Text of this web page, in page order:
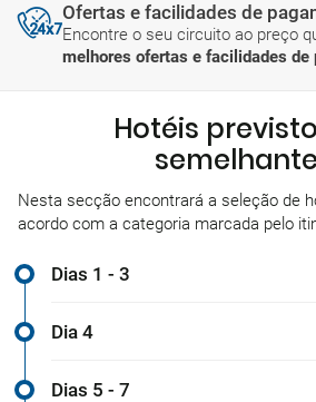
Ofertas e facilidades de
Encontre o seu circuito ao preço
melhores ofertas e facilidades de
Hotéis
Nesta secção encontrará a seleção de
acordo com a categoria marcada pelo
Dias 1 - 3
Dia 4
Dias 5 - 7